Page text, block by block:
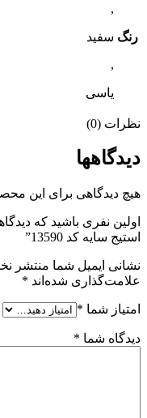
رنگ
,
سفید
,
یاسی
نظرات (0)
دیدگاهها
هیچ دیدگاهی برای این
اولین نفری باشید که
استیج سایه کد 13590”
نشانی ایمیل شما منتشر
علامت‌گذاری شده‌اند *
امتیاز شما *
دیدگاه شما *